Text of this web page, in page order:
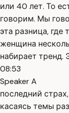
или 40 лет. То
говорим. Мы
эта разница, где
женщина
набирает тренд.
08:53
Speaker A
последний
касаясь темы